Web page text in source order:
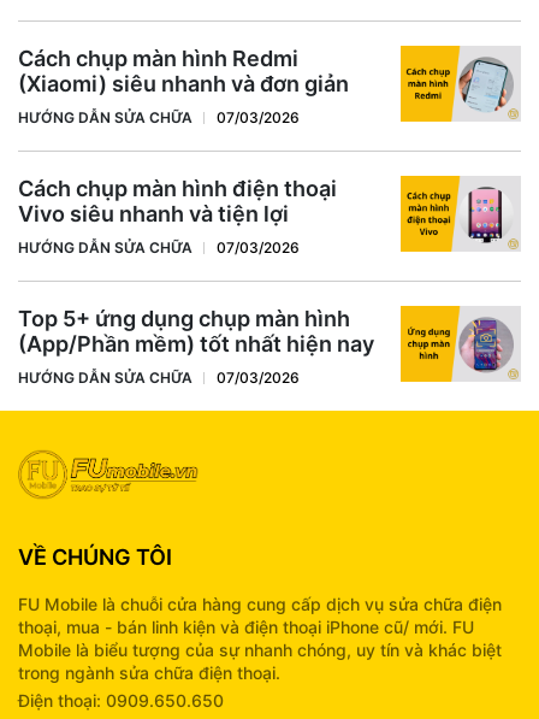
Cách chụp màn hình Redmi
(Xiaomi) siêu nhanh và đơn giản
HƯỚNG DẪN SỬA CHỮA 07/03/2026
Cách chụp màn hình điện thoại
Vivo siêu nhanh và tiện lợi
HƯỚNG DẪN SỬA CHỮA 07/03/2026
Top 5+ ứng dụng chụp màn hình
(App/Phần mềm) tốt nhất hiện nay
HƯỚNG DẪN SỬA CHỮA 07/03/2026
VỀ CHÚNG TÔI
FU Mobile là chuỗi cửa hàng cung cấp dịch vụ sửa chữa điện
thoại, mua - bán linh kiện và điện thoại iPhone cũ/ mới. FU
Mobile là biểu tượng của sự nhanh chóng, uy tín và khác biệt
trong ngành sửa chữa điện thoại.
Điện thoại: 0909.650.650